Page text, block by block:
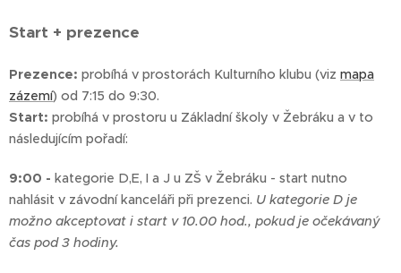
Start + prezence
Prezence: probíhá v prostorách Kulturního klubu (viz mapa
zázemí) od 7:15 do 9:30.
Start: probíhá v prostoru u Základní školy v Žebráku a v to
následujícím pořadí:
9:00 - kategorie D,E, I a J u ZŠ v Žebráku - start nutno
nahlásit v závodní kanceláři při prezenci. U kategorie D je
možno akceptovat i start v 10.00 hod., pokud je očekávaný
čas pod 3 hodiny.